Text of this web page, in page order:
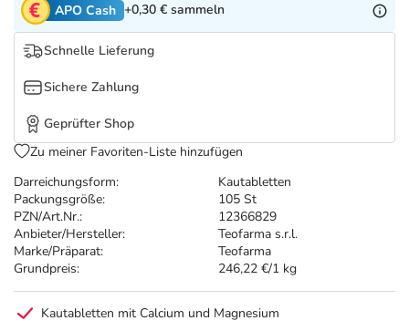
Tierapotheke
Marken
Salus Deals
Darreichungsform:
Kautabletten
Packungsgröße:
105 St
PZN/Art.Nr.:
12366829
Anbieter/Hersteller:
Teofarma s.r.l.
Marke/Präparat:
Teofarma
Grundpreis:
246,22 €/1 kg
APO Cash +0,30 € sammeln
Schnelle Lieferung
Sichere Zahlung
Geprüfter Shop
Zu meiner Favoriten-Liste hinzufügen
Kautabletten mit Calcium und Magnesium